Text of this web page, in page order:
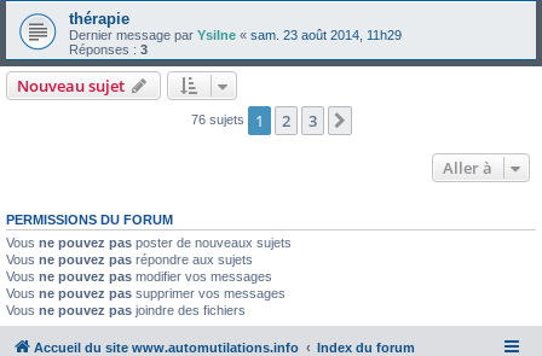
thérapie
Dernier message par Ysilne « sam. 23 août 2014, 11h29
Réponses : 3
Nouveau sujet
76 sujets 1 2 3
Aller à
PERMISSIONS DU FORUM
Vous ne pouvez pas poster de nouveaux sujets
Vous ne pouvez pas répondre aux sujets
Vous ne pouvez pas modifier vos messages
Vous ne pouvez pas supprimer vos messages
Vous ne pouvez pas joindre des fichiers
Accueil du site www.automutilations.info Index du forum